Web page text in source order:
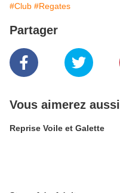
#Club #Regates
Partager
Vous aimerez aussi
Reprise Voile et Galette